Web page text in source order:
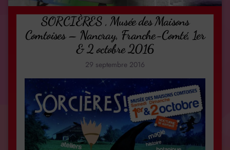
SORCIÈRES , Musée des Maisons
Comtoises – Nancray, Franche-Comté, 1er
& 2 octobre 2016
29 septembre 2016